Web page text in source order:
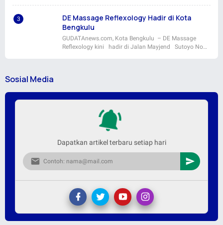
DE Massage Reflexology Hadir di Kota
Bengkulu
GUDATAnews.com, Kota Bengkulu – DE Massage
Reflexology kini hadir di Jalan Mayjend Sutoyo No…
Sosial Media
Dapatkan artikel terbaru setiap hari